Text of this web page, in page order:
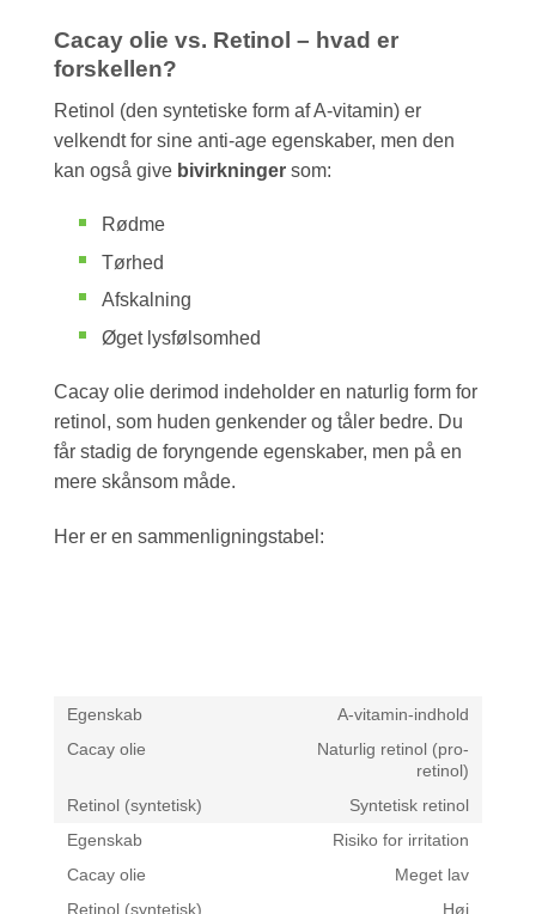
Cacay olie vs. Retinol – hvad er
forskellen?
Retinol (den syntetiske form af A-vitamin) er
velkendt for sine anti-age egenskaber, men den
kan også give bivirkninger som:
Rødme
Tørhed
Afskalning
Øget lysfølsomhed
Cacay olie derimod indeholder en naturlig form for
retinol, som huden genkender og tåler bedre. Du
får stadig de foryngende egenskaber, men på en
mere skånsom måde.
Her er en sammenligningstabel:
A-vitamin-indhold
Naturlig retinol (pro-
retinol)
Syntetisk retinol
Risiko for irritation
Meget lav
Høj